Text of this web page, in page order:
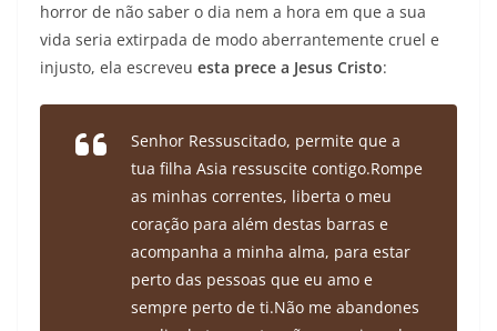
horror de não saber o dia nem a hora em que a sua
vida seria extirpada de modo aberrantemente cruel e
injusto, ela escreveu esta prece a Jesus Cristo:
Senhor Ressuscitado, permite que a
tua filha Asia ressuscite contigo.Rompe
as minhas correntes, liberta o meu
coração para além destas barras e
acompanha a minha alma, para estar
perto das pessoas que eu amo e
sempre perto de ti.Não me abandones